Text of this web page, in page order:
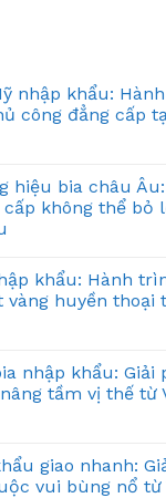
nhập khẩu:
công đẳng cấp
hiệu bia châu
cấp không thể bỏ
khẩu: Hành
vàng huyền thoại
nhập khẩu: Giải
tầm vị thế từ
giao nhanh:
vui bùng nổ từ